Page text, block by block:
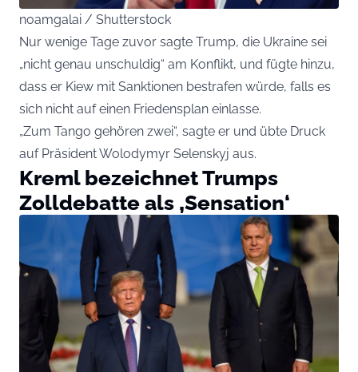
noamgalai / Shutterstock
Nur wenige Tage zuvor sagte Trump, die Ukraine sei
„nicht genau unschuldig“ am Konflikt, und fügte hinzu,
dass er Kiew mit Sanktionen bestrafen würde, falls es
sich nicht auf einen Friedensplan einlasse.
„Zum Tango gehören zwei“, sagte er und übte Druck
auf Präsident Wolodymyr Selenskyj aus.
Kreml bezeichnet Trumps
Zolldebatte als ‚Sensation‘